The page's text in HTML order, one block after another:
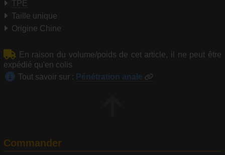
TPE
Taille unique
Origine Chine
En raison du volume/poids de cet article, il ne peut être
expédié qu'en colis
Tout savoir sur : Pénétration anale
Commander